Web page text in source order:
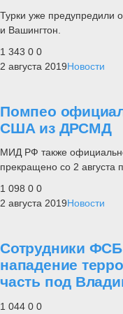
Турки уже предупредили
и Вашингтон.
1 343 0 0
2 августа 2019Новости
Помпео
США из ДРСМД
МИД РФ также
прекращено со 2
1 098 0 0
2 августа 2019Новости
Сотрудники
нападение
часть под
1 044 0 0